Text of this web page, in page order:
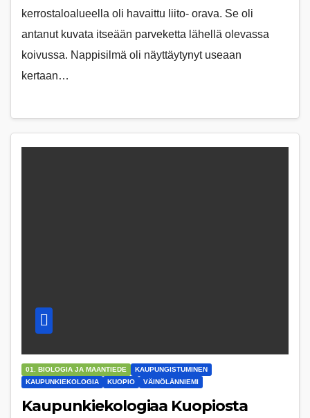
kerrostaloalueella oli havaittu liito- orava. Se oli
antanut kuvata itseään parveketta lähellä olevassa
koivussa. Nappisilmä oli näyttäytynyt useaan
kertaan…
01. BIOLOGIA JA MAANTIEDE
KAUPUNGISTUMINEN
KAUPUNKIEKOLOGIA
KUOPIO VÄINÖLÄNNIEMI
Kaupunkiekologiaa Kuopiosta